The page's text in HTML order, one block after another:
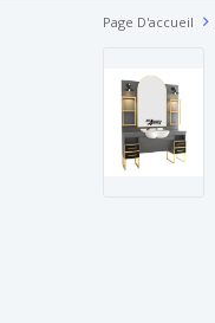
Page D'accueil